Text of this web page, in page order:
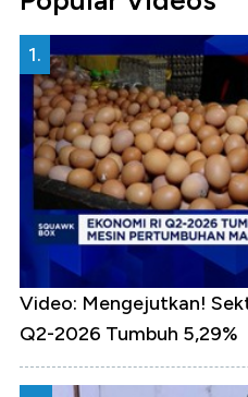
1.
Video: Mengejutkan!
Q2-2026 Tumbuh 5,29%